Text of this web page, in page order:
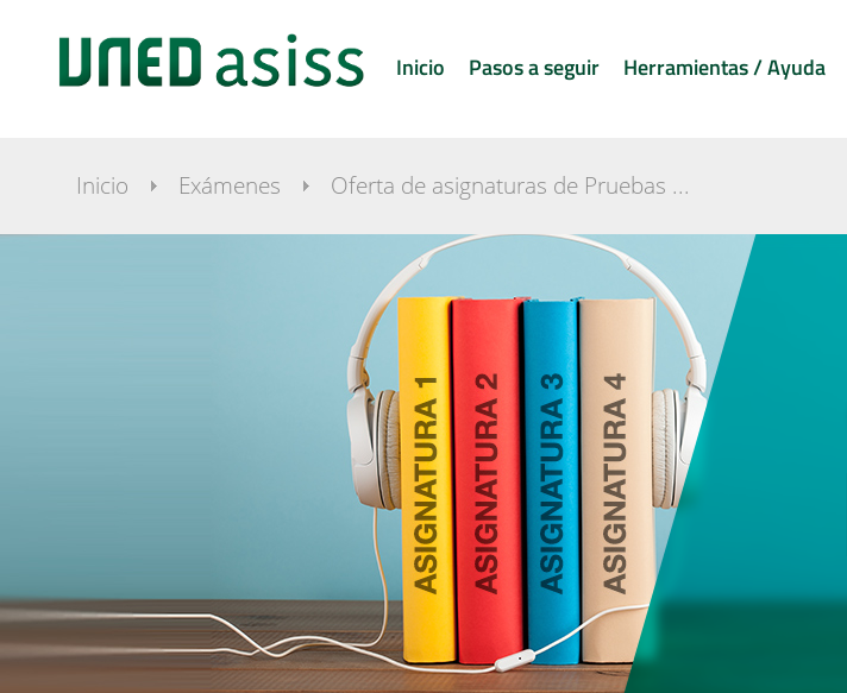
Inicio Pasos a seguir Herramientas / Ayuda
Inicio Exámenes Oferta de asignaturas de Pruebas ...